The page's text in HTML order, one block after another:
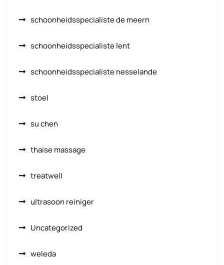
schoonheidsspecialiste de meern
schoonheidsspecialiste lent
schoonheidsspecialiste nesselande
stoel
su chen
thaise massage
treatwell
ultrasoon reiniger
Uncategorized
weleda